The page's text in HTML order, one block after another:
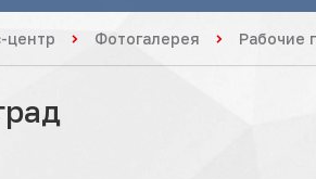
центр Фотогалерея Рабочие